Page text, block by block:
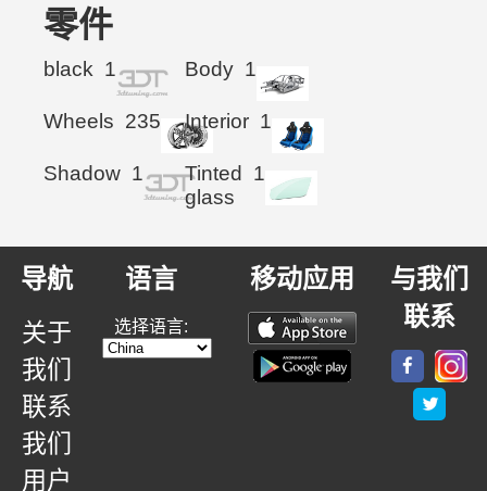
零件
black 1 Body 1
Wheels 235 Interior 1
Shadow 1
Tinted
glass
1
导航
关于
我们
联系
我们
用户
语言
选择语言:
移动应用
与我们
联系